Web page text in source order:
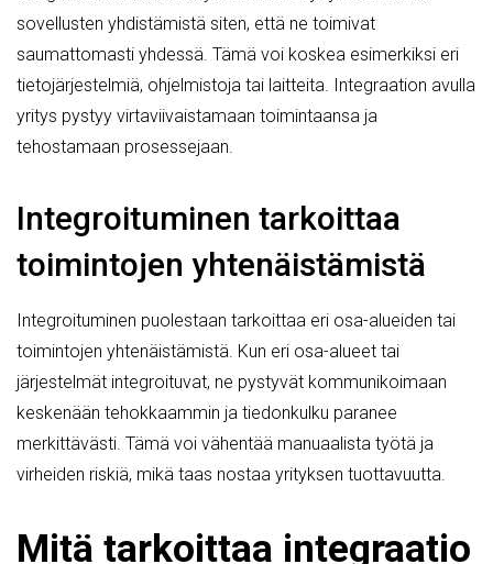
sovellusten yhdistämistä siten, että ne toimivat
saumattomasti yhdessä. Tämä voi koskea esimerkiksi eri
tietojärjestelmiä, ohjelmistoja tai laitteita. Integraation avulla
yritys pystyy virtaviivaistamaan toimintaansa ja
tehostamaan prosessejaan.
Integroituminen tarkoittaa
toimintojen yhtenäistämistä
Integroituminen puolestaan tarkoittaa eri osa-alueiden tai
toimintojen yhtenäistämistä. Kun eri osa-alueet tai
järjestelmät integroituvat, ne pystyvät kommunikoimaan
keskenään tehokkaammin ja tiedonkulku paranee
merkittävästi. Tämä voi vähentää manuaalista työtä ja
virheiden riskiä, mikä taas nostaa yrityksen tuottavuutta.
Mitä tarkoittaa integraatio